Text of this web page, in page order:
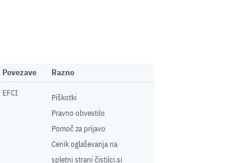
Povezave
EFCI
Razno
Piškotki
Pravno obvestilo
Pomoč za prijavo
Cenik oglaševanja na
spletni strani čistilci.si